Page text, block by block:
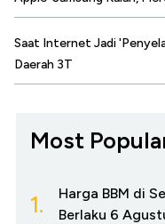
Saat Internet Jadi
Daerah 3T
Most
1.
Harga BBM di
Berlaku 6